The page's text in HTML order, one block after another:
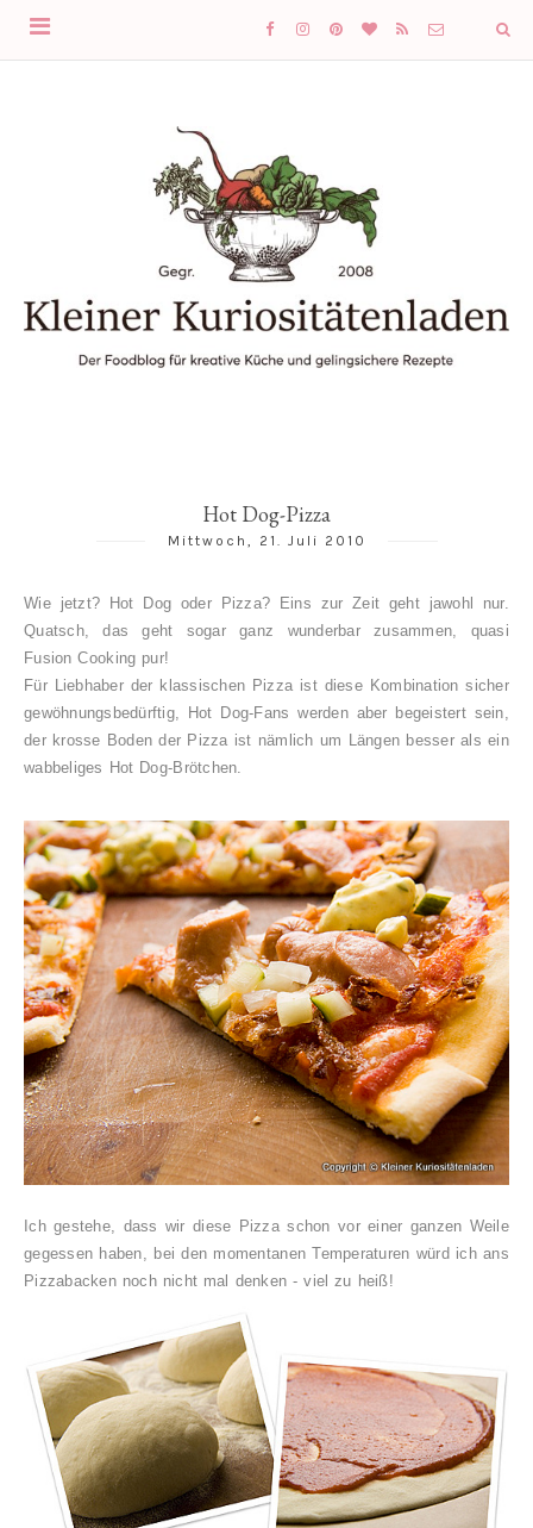
Hot Dog-Pizza
Mittwoch, 21. Juli 2010
Wie jetzt? Hot Dog oder Pizza? Eins zur Zeit geht jawohl nur.
Quatsch, das geht sogar ganz wunderbar zusammen, quasi
Fusion Cooking pur!
Für Liebhaber der klassischen Pizza ist diese Kombination sicher
gewöhnungsbedürftig, Hot Dog-Fans werden aber begeistert sein,
der krosse Boden der Pizza ist nämlich um Längen besser als ein
wabbeliges Hot Dog-Brötchen.
Ich gestehe, dass wir diese Pizza schon vor einer ganzen Weile
gegessen haben, bei den momentanen Temperaturen würd ich ans
Pizzabacken noch nicht mal denken - viel zu heiß!